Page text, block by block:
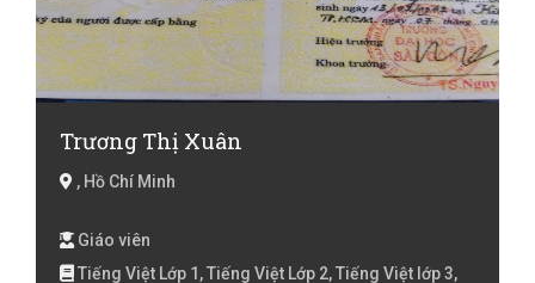
Trương Thị Xuân
, Hồ Chí Minh
Giáo viên
Tiếng Việt Lớp 1, Tiếng Việt Lớp 2, Tiếng Việt lớp 3,